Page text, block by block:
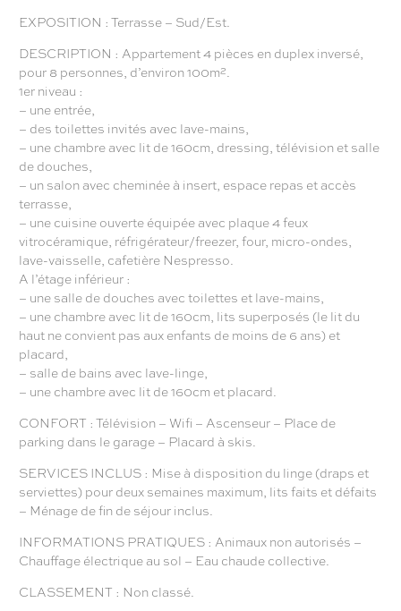
EXPOSITION : Terrasse – Sud/Est.
DESCRIPTION : Appartement 4 pièces en duplex inversé,
pour 8 personnes, d’environ 100m².
1er niveau :
– une entrée,
– des toilettes invités avec lave-mains,
– une chambre avec lit de 160cm, dressing, télévision et salle
de douches,
– un salon avec cheminée à insert, espace repas et accès
terrasse,
– une cuisine ouverte équipée avec plaque 4 feux
vitrocéramique, réfrigérateur/freezer, four, micro-ondes,
lave-vaisselle, cafetière Nespresso.
A l’étage inférieur :
– une salle de douches avec toilettes et lave-mains,
– une chambre avec lit de 160cm, lits superposés (le lit du
haut ne convient pas aux enfants de moins de 6 ans) et
placard,
– salle de bains avec lave-linge,
– une chambre avec lit de 160cm et placard.
CONFORT : Télévision – Wifi – Ascenseur – Place de
parking dans le garage – Placard à skis.
SERVICES INCLUS : Mise à disposition du linge (draps et
serviettes) pour deux semaines maximum, lits faits et défaits
– Ménage de fin de séjour inclus.
INFORMATIONS PRATIQUES : Animaux non autorisés –
Chauffage électrique au sol – Eau chaude collective.
CLASSEMENT : Non classé.